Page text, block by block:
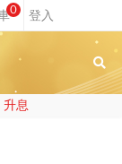
0
升息